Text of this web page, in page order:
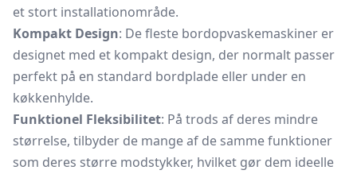
et stort installationområde.
Kompakt Design: De fleste bordopvaskemaskiner er
designet med et kompakt design, der normalt passer
perfekt på en standard bordplade eller under en
køkkenhylde.
Funktionel Fleksibilitet: På trods af deres mindre
størrelse, tilbyder de mange af de samme funktioner
som deres større modstykker, hvilket gør dem ideelle